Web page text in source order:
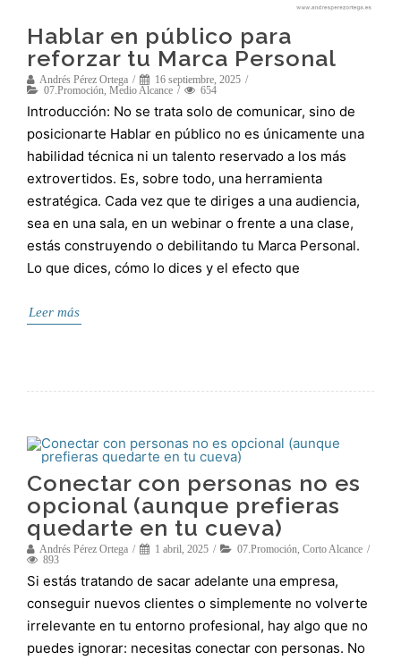
Hablar en público para
reforzar tu Marca Personal
Andrés Pérez Ortega
16 septiembre, 2025
07.Promoción Medio Alcance 654
Introducción: No se trata solo de comunicar, sino de
posicionarte Hablar en público no es únicamente una
habilidad técnica ni un talento reservado a los más
extrovertidos. Es, sobre todo, una herramienta
estratégica. Cada vez que te diriges a una audiencia,
sea en una sala, en un webinar o frente a una clase,
estás construyendo o debilitando tu Marca Personal.
Lo que dices, cómo lo dices y el efecto que
Leer más
Conectar con personas no es
opcional (aunque prefieras
quedarte en tu cueva)
Andrés Pérez Ortega 1 abril, 2025 07.Promoción Corto Alcance
893
Si estás tratando de sacar adelante una empresa,
conseguir nuevos clientes o simplemente no volverte
irrelevante en tu entorno profesional, hay algo que no
puedes ignorar: necesitas conectar con personas. No